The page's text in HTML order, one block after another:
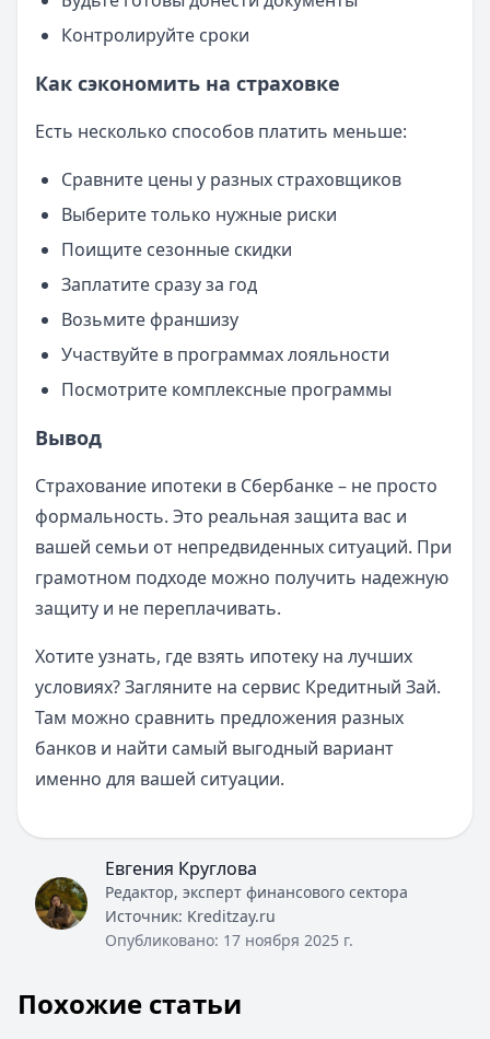
Контролируйте сроки
Как сэкономить на страховке
Есть несколько способов платить меньше:
Сравните цены у разных страховщиков
Выберите только нужные риски
Поищите сезонные скидки
Заплатите сразу за год
Возьмите франшизу
Участвуйте в программах лояльности
Посмотрите комплексные программы
Вывод
Страхование ипотеки в Сбербанке – не просто
формальность. Это реальная защита вас и
вашей семьи от непредвиденных ситуаций. При
грамотном подходе можно получить надежную
защиту и не переплачивать.
Хотите узнать, где взять ипотеку на лучших
условиях? Загляните на сервис Кредитный Зай.
Там можно сравнить предложения разных
банков и найти самый выгодный вариант
именно для вашей ситуации.
Евгения Круглова
Редактор, эксперт финансового сектора
Источник: Kreditzay.ru
Опубликовано: 17 ноября 2025 г.
Похожие статьи